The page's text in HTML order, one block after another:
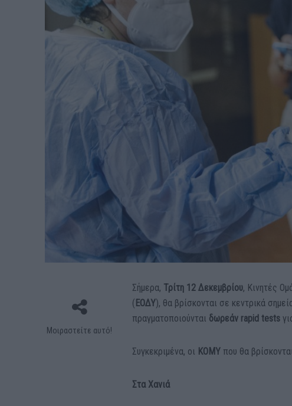
Μοιραστείτε αυτό!
Σήμερα, Τρίτη 12 Δεκεμβρίου, Κινητές
( ΕΟΔΥ), θα βρίσκονται σε κεντρικά
πραγματοποιούνται δωρεάν rapid tests
Συγκεκριμένα, οι ΚΟΜΥ που θα
Στα Χανιά